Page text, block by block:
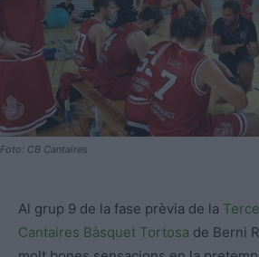
Foto: CB Cantaires
Al grup 9 de la fase prèvia de la
Cantaires Bàsquet Tortosa de Berni